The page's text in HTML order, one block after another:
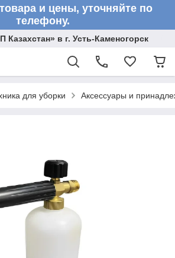
и цены, уточняйте по
телефону.
в г. Усть-Каменогорск
для уборки Аксессуары и